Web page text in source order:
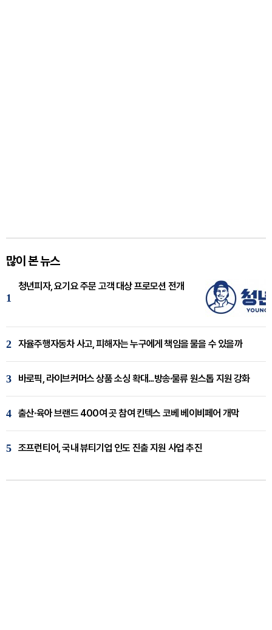
많이 본 뉴스
1
청년피자, 요기요 주문 고객 대상 프로모션 전개
2 자율주행자동차 사고, 피해자는 누구에게 책임을 물을 수 있을까
3 바로픽, 라이브커머스 상품 소싱 확대...방송·물류 원스톱 지원 강화
4 출산·육아 브랜드 400여 곳 참여 킨텍스 코베 베이비페어 개막
5 조프런티어, 국내 뷰티기업 인도 진출 지원 사업 추진